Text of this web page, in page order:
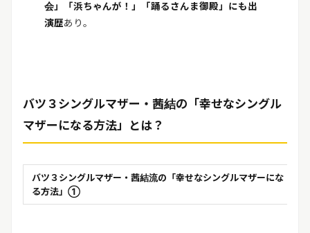
会」「浜ちゃんが！」「踊るさんま御殿」にも出
演歴あり。
バツ３シングルマザー・茜結の「幸せなシングル
マザーになる方法」とは？
バツ３シングルマザー・茜結流の「幸せなシングルマザーにな
る方法」①